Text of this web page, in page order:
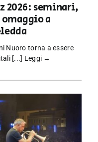
2026: seminari,
a
Nuoro torna a essere
[...] Leggi →